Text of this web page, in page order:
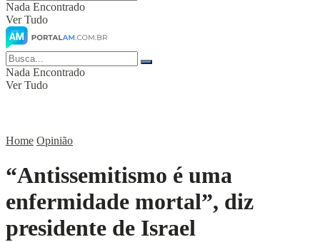
Nada Encontrado
Ver Tudo
Nada Encontrado
Ver Tudo
Home Opinião
“Antissemitismo é uma
enfermidade mortal”, diz
presidente de Israel